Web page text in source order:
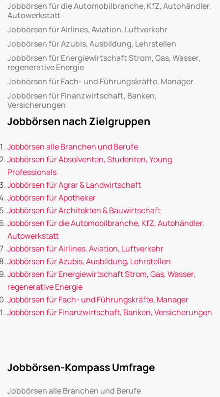
Jobbörsen für die Automobilbranche, KfZ, Autohändler,
Autowerkstatt
Jobbörsen für Airlines, Aviation, Luftverkehr
Jobbörsen für Azubis, Ausbildung, Lehrstellen
Jobbörsen für Energiewirtschaft Strom, Gas, Wasser,
regenerative Energie
Jobbörsen für Fach- und Führungskräfte, Manager
Jobbörsen für Finanzwirtschaft, Banken,
Versicherungen
Jobbörsen nach Zielgruppen
Jobbörsen alle Branchen und Berufe
Jobbörsen für Absolventen, Studenten, Young
Professionals
Jobbörsen für Agrar & Landwirtschaft
Jobbörsen für Apotheker
Jobbörsen für Architekten & Bauwirtschaft
Jobbörsen für die Automobilbranche, KfZ, Autohändler,
Autowerkstatt
Jobbörsen für Airlines, Aviation, Luftverkehr
Jobbörsen für Azubis, Ausbildung, Lehrstellen
Jobbörsen für Energiewirtschaft Strom, Gas, Wasser,
regenerative Energie
Jobbörsen für Fach- und Führungskräfte, Manager
Jobbörsen für Finanzwirtschaft, Banken, Versicherungen
Jobbörsen-Kompass Umfrage
Jobbörsen alle Branchen und Berufe